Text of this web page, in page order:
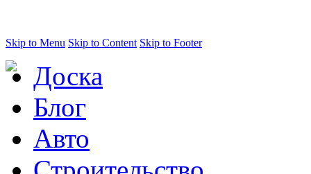
Skip to Menu Skip to Content Skip to Footer
Доска
Блог
Авто